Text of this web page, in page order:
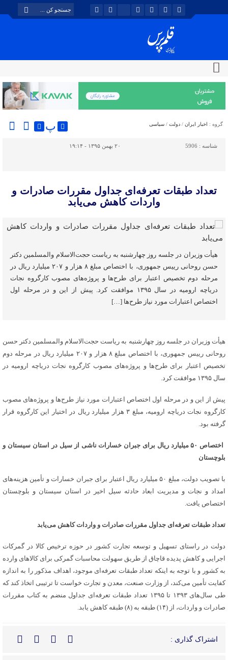
گروه : اخبار ایران / دولت / سیاسی پ
شناسه : 5906 ۲۰ بهمن ۱۳۹۵ - ۱۹:۱۴
تعداد طبقات تعرفه‌ای جداول مقررات صادرات و
واردات کاهش می‌یابد
هیأت وزیران در جلسه روز چهارشنبه به ریاست حجت‌الاسلام والمسلمین دکتر
حسن روحانی رییس جمهوری، با اختصاص مبلغ ۸ هزار و ۲۰۷ میلیارد ریال در
مرحله دوم تخصیص اعتبار برای طرح‌ها و پروژه‌های مصوب کارگروه نجات
دریاچه ارومیه در سال ۱۳۹۵ موافقت کرد. پیش از این و در مرحله اول
اختصاص اعتبارات مورد نیاز طرح‌ها […]
هیأت وزیران در جلسه روز چهارشنبه به ریاست حجت‌الاسلام والمسلمین دکتر حسن
روحانی رییس جمهوری، با اختصاص مبلغ ۸ هزار و ۲۰۷ میلیارد ریال در مرحله دوم
تخصیص اعتبار برای طرح‌ها و پروژه‌های مصوب کارگروه نجات دریاچه ارومیه در
سال ۱۳۹۵ موافقت کرد.
پیش از این و در مرحله اول اختصاص اعتبارات مورد نیاز طرح‌ها و پروژه‌های مصوب
کارگروه نجات دریاچه ارومیه، مبلغ ۳ هزار میلیارد ریال در اختیار این کارگروه قرار
گرفته بود.
اختصاص ۵۰ میلیارد ریال برای جبران خسارات ناشی از سیل در استان سیستان و
بلوچستان
با تصویب دولت، مبلغ ۵۰ میلیارد ریال اعتبار برای جبران خسارات و تأمین هزینه‌های
امداد و نجات و مدیریت ابعاد حادثه سیل اخیر در استان سیستان و بلوچستان
اختصاص یافت.
تعداد طبقات تعرفه‌ای جداول مقررات صادرات و واردات کاهش می‌یابد
دولت در راستای تسهیل و توسعه تجارت کشور در حوزه ترخیص کالا در گمرکات
اجرایی و کاهش پدیده قاچاق از طریق سهولت محاسبات گمرکی برای کالاهای وارده
به کشور و با توجه به اینکه تعداد طبقات تعرفه‌ای موجود، اهداف مذکور را به اندازه
کفایت تأمین می‌کند، از وزارت صنعت، معدن و تجارت خواست تا ترتیبی اتخاذ کند که
طی سال‌های ۱۳۹۳ تا ۱۳۹۵ تعداد طبقات تعرفه‌ای جداول منضم به کتاب مقررات
صادرات و واردات، از (۱۴) طبقه به (۸) طبقه کاهش یابد.
اشتراک گذاری :